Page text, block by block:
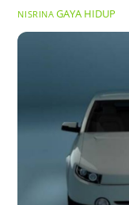
NISRINA GAYA HIDUP